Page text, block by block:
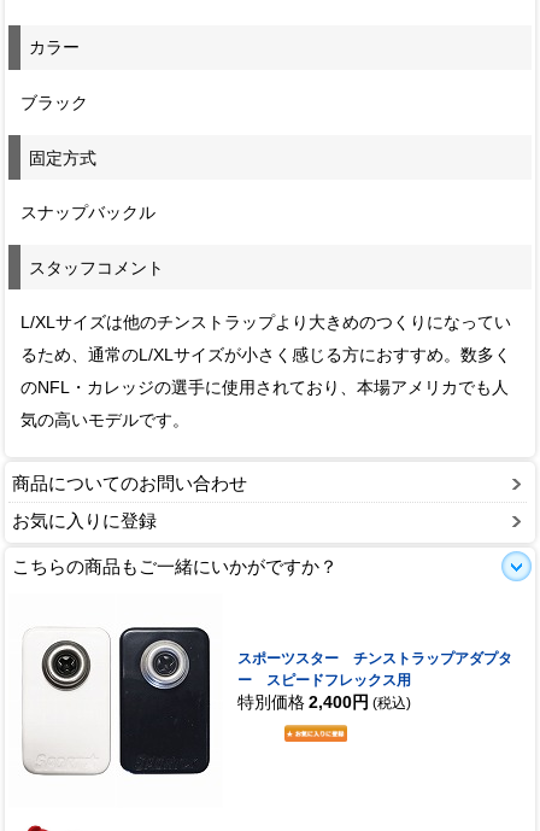
カラー
ブラック
固定方式
スナップバックル
スタッフコメント
L/XLサイズは他のチンストラップより大きめのつくりになってい
るため、通常のL/XLサイズが小さく感じる方におすすめ。数多く
のNFL・カレッジの選手に使用されており、本場アメリカでも人
気の高いモデルです。
商品についてのお問い合わせ
お気に入りに登録
こちらの商品もご一緒にいかがですか？
スポーツスター チンストラップアダプタ
ー スピードフレックス用
特別価格 2,400円 (税込)